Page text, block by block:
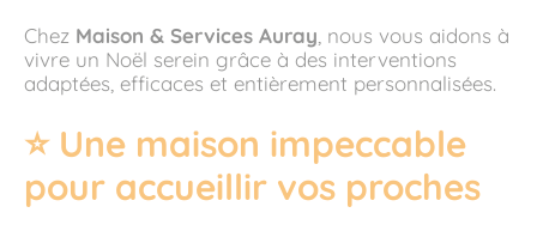
Chez Maison & Services Auray, nous vous aidons à
vivre un Noël serein grâce à des interventions
adaptées, efficaces et entièrement personnalisées.
⭐ Une maison impeccable
pour accueillir vos proches